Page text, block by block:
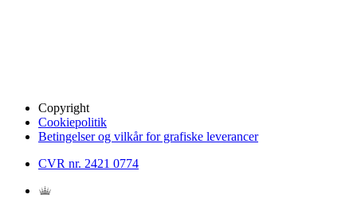
Copyright
Cookiepolitik
Betingelser og vilkår for grafiske leverancer
CVR nr. 2421 0774